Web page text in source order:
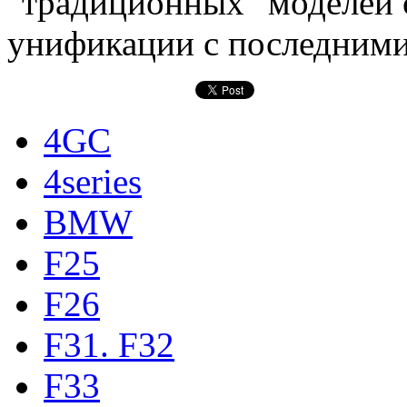
унификации с
4GC
4series
BMW
F25
F26
F31. F32
F33